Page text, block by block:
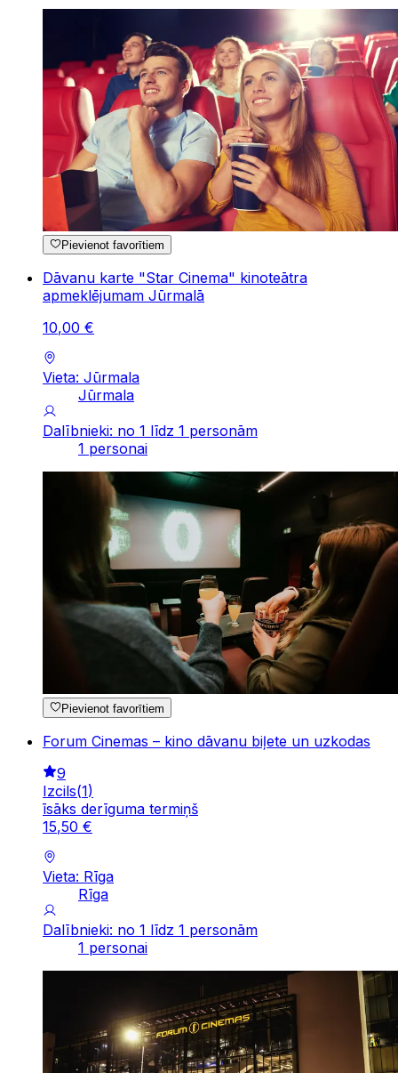
Pievienot favorītiem
Dāvanu karte "Star Cinema" kinoteātra
apmeklējumam Jūrmalā
10,00 €
Vieta: Jūrmala
Jūrmala
Dalībnieki: no 1 līdz 1 personām
1 personai
Pievienot favorītiem
Forum Cinemas – kino dāvanu biļete un uzkodas
9
Izcils(1)
īsāks derīguma termiņš
15,50 €
Vieta: Rīga
Rīga
Dalībnieki: no 1 līdz 1 personām
1 personai